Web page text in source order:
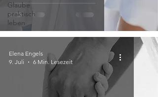
Glaube
praktisch
leben
Elena Engels
9. Juli
6 Min. Lesezeit